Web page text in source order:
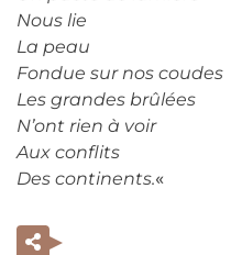
Nous lie
La peau
Fondue sur nos coudes
Les grandes brûlées
N’ont rien à voir
Aux conflits
Des continents.«